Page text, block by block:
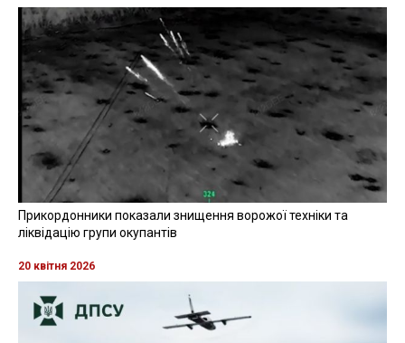
Прикордонники показали знищення ворожої техніки та
ліквідацію групи окупантів
20 квітня 2026